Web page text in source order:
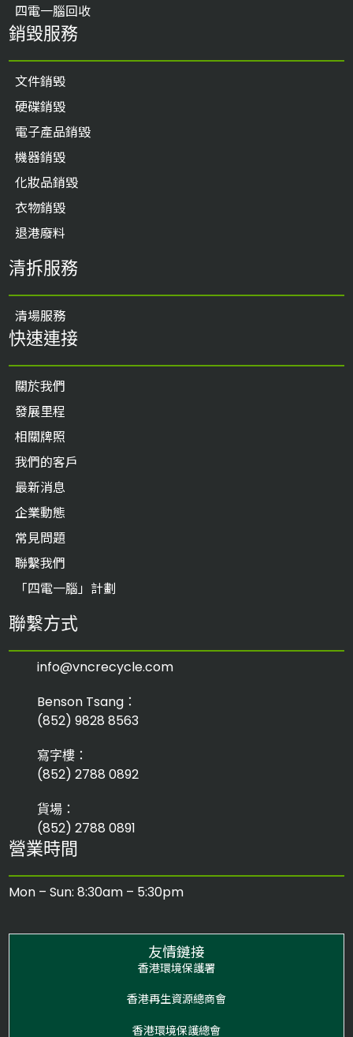
四電一腦回收
銷毀服務
文件銷毁
硬碟銷毀
電子產品銷毀
機器銷毀
化妝品銷毀
衣物銷毀
退港廢料
清拆服務
清場服務
快速連接
關於我們
發展里程
相關牌照
我們的客戶
最新消息
企業動態
常見問題
聯繫我們
「四電一腦」計劃
聯繫方式
info@vncrecycle.com
Benson Tsang：
(852) 9828 8563
寫字樓：
(852) 2788 0892
貨場：
(852) 2788 0891
營業時間
Mon – Sun: 8:30am – 5:30pm
友情鏈接
香港環境保護署
香港再生資源總商會
香港環境保護總會